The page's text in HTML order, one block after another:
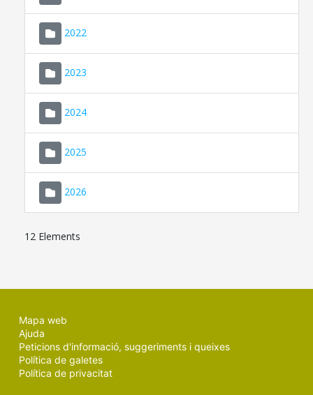
2022
2023
2024
2025
2026
12 Elements
Mapa web
Ajuda
Peticions d'informació, suggeriments i queixes
Política de galetes
Política de privacitat